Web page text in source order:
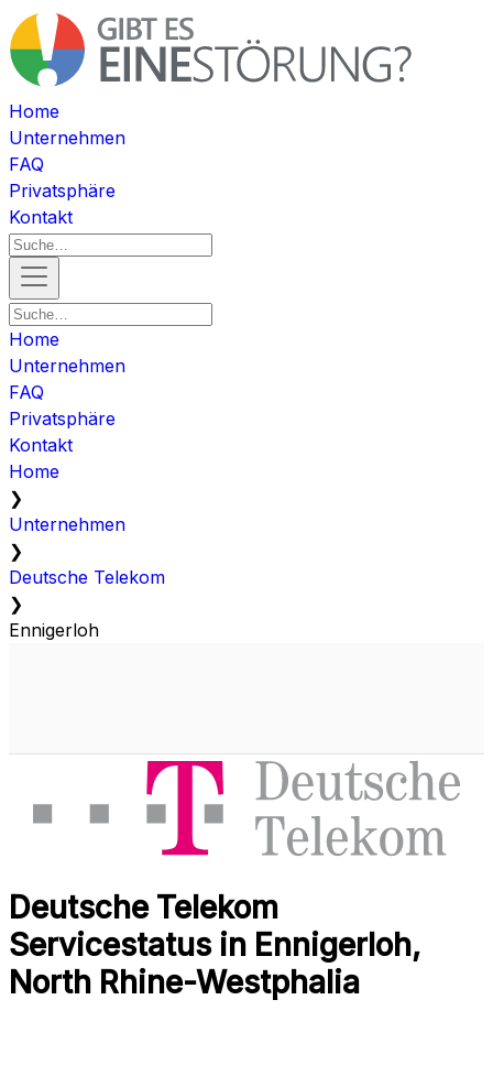
Home
Unternehmen
FAQ
Privatsphäre
Kontakt
Home
Unternehmen
FAQ
Privatsphäre
Kontakt
Home
❯
Unternehmen
❯
Deutsche Telekom
❯
Ennigerloh
Deutsche Telekom
Servicestatus in Ennigerloh,
North Rhine-Westphalia